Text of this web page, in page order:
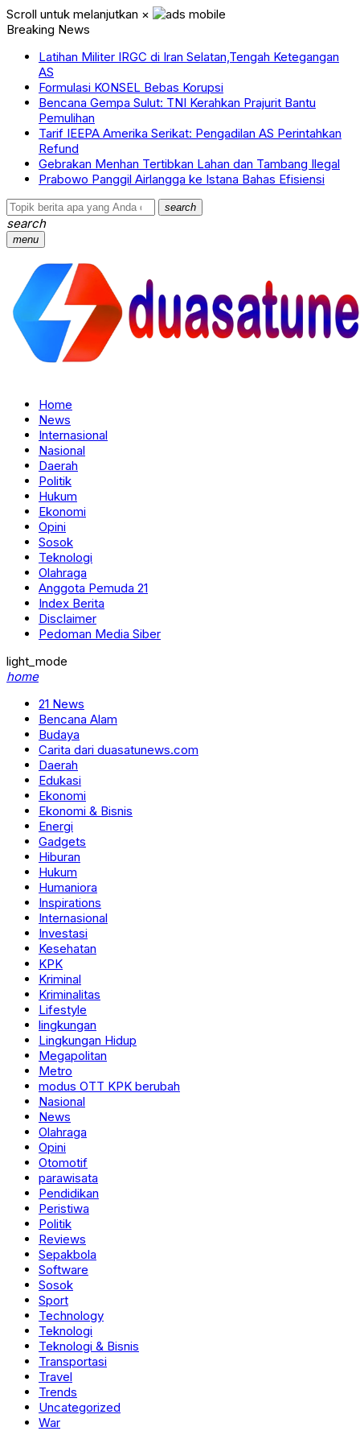
Scroll untuk melanjutkan ×
Breaking News
Latihan Militer IRGC di Iran Selatan,Tengah Ketegangan
AS
Formulasi KONSEL Bebas Korupsi
Bencana Gempa Sulut: TNI Kerahkan Prajurit Bantu
Pemulihan
Tarif IEEPA Amerika Serikat: Pengadilan AS Perintahkan
Refund
Gebrakan Menhan Tertibkan Lahan dan Tambang Ilegal
Prabowo Panggil Airlangga ke Istana Bahas Efisiensi
search
search
menu
Home
News
Internasional
Nasional
Daerah
Politik
Hukum
Ekonomi
Opini
Sosok
Teknologi
Olahraga
Anggota Pemuda 21
Index Berita
Disclaimer
Pedoman Media Siber
light_mode
home
21 News
Bencana Alam
Budaya
Carita dari duasatunews.com
Daerah
Edukasi
Ekonomi
Ekonomi & Bisnis
Energi
Gadgets
Hiburan
Hukum
Humaniora
Inspirations
Internasional
Investasi
Kesehatan
KPK
Kriminal
Kriminalitas
Lifestyle
lingkungan
Lingkungan Hidup
Megapolitan
Metro
modus OTT KPK berubah
Nasional
News
Olahraga
Opini
Otomotif
parawisata
Pendidikan
Peristiwa
Politik
Reviews
Sepakbola
Software
Sosok
Sport
Technology
Teknologi
Teknologi & Bisnis
Transportasi
Travel
Trends
Uncategorized
War